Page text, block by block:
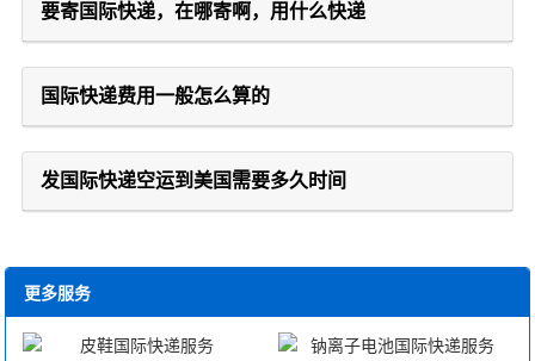
要寄国际快递，在哪寄啊，用什么快递
国际快递费用一般怎么算的
发国际快递空运到美国需要多久时间
更多服务